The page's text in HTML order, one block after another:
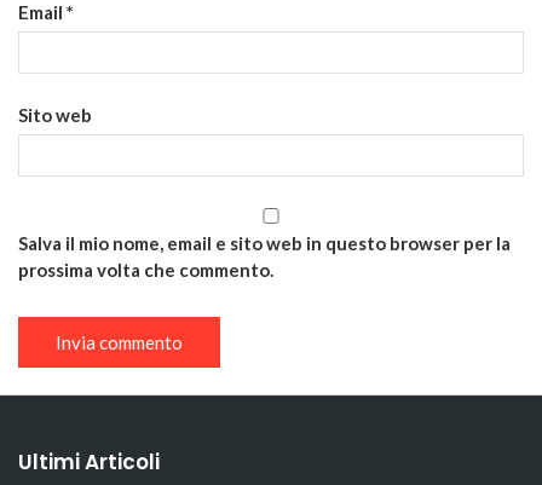
Email *
Sito web
Salva il mio nome, email e sito web in questo browser per la
prossima volta che commento.
Ultimi Articoli